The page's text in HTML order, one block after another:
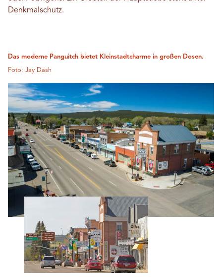
Denkmalschutz.
Das moderne Panguitch bietet Kleinstadtcharme in großen Dosen.
Foto: Jay Dash